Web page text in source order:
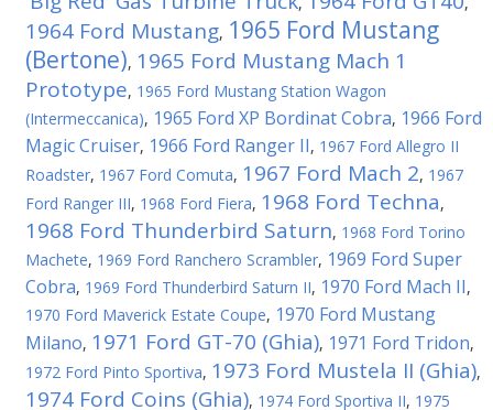
1964 Ford Mustang, 1965 Ford Mustang
(Bertone), 1965 Ford Mustang Mach 1
Prototype, 1965 Ford Mustang Station Wagon
(Intermeccanica), 1965 Ford XP Bordinat Cobra, 1966 Ford
Magic Cruiser, 1966 Ford Ranger II, 1967 Ford Allegro II
Roadster, 1967 Ford Comuta, 1967 Ford Mach 2, 1967
Ford Ranger III, 1968 Ford Fiera, 1968 Ford Techna,
1968 Ford Thunderbird Saturn, 1968 Ford Torino
Machete, 1969 Ford Ranchero Scrambler, 1969 Ford Super
Cobra, 1969 Ford Thunderbird Saturn II, 1970 Ford Mach II,
1970 Ford Maverick Estate Coupe, 1970 Ford Mustang
Milano, 1971 Ford GT-70 (Ghia), 1971 Ford Tridon,
1972 Ford Pinto Sportiva, 1973 Ford Mustela II (Ghia),
1974 Ford Coins (Ghia), 1974 Ford Sportiva II, 1975